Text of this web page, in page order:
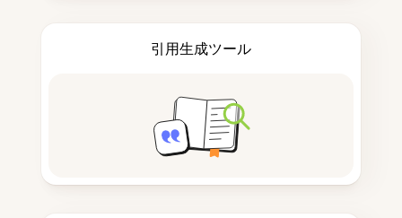
引用生成ツール